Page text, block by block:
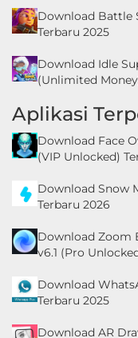
Download Battle
Terbaru 2025
Download Idle
(Unlimited
Aplikasi
Download Face
(VIP Unlocked)
Download Snow
Terbaru 2026
Download Zoom
v6.1 (Pro
Download
Terbaru 2025
Download AR